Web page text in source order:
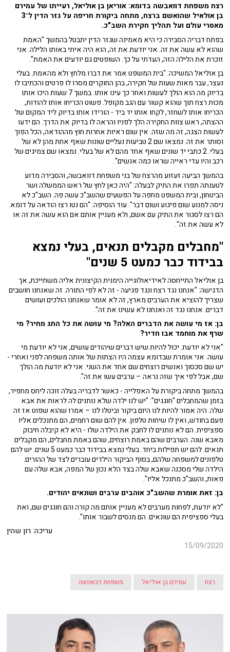
רצח משפחת דוואבשה בדומא: אוריאן בן אוליאל, רעייתו של עמירם
בן אולאיל שהואשם ברצח, מתחה ביקורת חריפה על גזר הדין ל־3
מאסרי עולם ועל תהליך חקירת השב"כ.
בפתח דבריה הסבירה כי היא מאמינה שגזר הדין יתבטל בהמשך "האמת
שהוא לא עשה את זה. אני יודעת את זה, הוא היה איתי באותו הלילה. אני
זוכרת את הלילה הזה, העדתי על כך. השופטים גם יודעים את האמת".
בן אוליאל המשיכה: "בית המשפט אמר את דברו מלחץ ולא מהאמת. בעלי
נעצר, עבר מאות שעות של חקירה, בהן החוקרים מסרו לו פרטים והכתיבו לו
בדיוק מה הוא הולך לעשות ואחר כך עינו אותו. במשך 7 שעות היכו אותו
מכות רצח תוך שהוא קשור עם הגב מקופל. פשוט הכריחו אותו להודות,
הכריחו אותו לשחזר, לקחו אותו יד ביד - הורידו אותו בדיוק ליד המקום של
ההצתה, ראש צוות החקירה הלך לפניו והראה לו בדיוק את הדרך. הם ידעו
לעשות הצגה, זה מה שזה. אין שום ראיות אחרות חוץ מההודאה, הכל הפוך
וסותר את זה. נמצאו שם 2 טביעות נעליים שונות שאף אחת מהן לא של
בעלי. 2 כתבי יד שונים שאף אחד מהם לא של בעלי. נמצאו שם צמיגים של
רכב והיו עדי ראייה שראו כמה אנשים".
בהמשך הביעה זעזוע מהרצח של בני משפחת דוואבשה, והסבירה מדוע
לטענתה תפרו את התיק לבעלה: "היה כאן לחץ של ראש הממשלה ושר
הביטחון, ובית המשפט מחפה על הפשעים שהשב"כ עשה פה. השב"כ לא
ניסה למנוע שום פיגוע ושום דבר". עוד הוסיפה: "הם נטו רצו הודאה על דומא.
הם רצו לסגור את התיק עם אשם, ולא מעניין אותם אם הוא עשה את זה או
לא עשה את זה".
"מחבלים מקבלים תנאים, בעלי נמצא
בבידוד כבר כמעט 5 שנים"
בן אוליאל התייחסה לאידיאולוגייה הימנית הקיצונית אליה משתייכת, אך
הדגישה: "אנחנו נגד רצח ונגד פגיעה - זה לא לפי התורה. זה שאנחנו חושבים
שצריך להוציא את הערבים מארץ, זה לא אומר שאנחנו הולכים ועושים
דברים. אנחנו נגד זה ואנחנו לא עשינו את זה".
בן: אז מי עושה את הדברים האלה? מי עושה את כל התג מחיר? מי
שרף את מוחמד אבו חדיר?
"אני לא יודעת. יכול להיות שיש דברים שיהודים עושים, אני לא יודעת מי
עושה. אני אומרת שבדומא עצמה היו הצתות של אותה משפחה לפני ואחרי -
יש שם סכסוך ואנשים רוצחים שם אחד את השני. אני לא יודעת מה הולך
שם, אבל לפי איך שזה נראה – ערבים עשו את זה".
בהמשך מתחה ביקורת על האפלייה - כאשר לדבריה בעלה זוכה ליחס מחפיר,
בזמן שהמחבלים "חוגגים": "יש לנו ילדה שלא נותנים לה לראות את אבא
שלה. היה אמור להיות לנו היום ביקור וביטלו לנו – אמרו שהוא שפוט אז זה
פעם בחודש, ואין לו שיחות טלפון. אין להם שום רחמים, הם מתנכלים אליו
ספציפית. הם לא נותנים לו לחבק את הילדה שלו - היא לא קיבלה חיבוק
מאבא שנה. הערבים שהם באמת רוצחים, שהם באמת מחבלים, הם מקבלים
תנאים. להם יש תפילות ביחד. בעלי נמצא בבידוד כבר כמעט 5 שנים. יש להם
טלפונים למשפחה שלהם, בסוף הביקור הילדים עוברים לצד של ההורים.
הילדה שלי מסכנה שאבא שלה בצד הלא נכון של המפה, אבא שלה עם
פאות, והשב"כ מתנכל אליו".
בן: זאת אומרת שהשב"כ אוהבים ערבים ושונאים יהודים.
"לא יודעת, לפחות מערבים לא מעניין אותם מה קורה והם חוגגים שם, ואת
בעלי ספציפית הם שונאים. הם מנסים לשבור אותו".
עריכה: רון שהין
15/09/2020
רצח עמירם בן אוליאל משפחת דבאוושה